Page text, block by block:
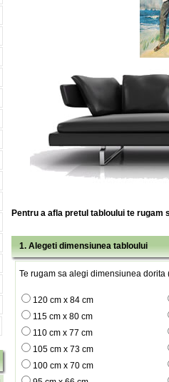
Pentru a afla pretul tabloului te rugam
1. Alegeti dimensiunea tabloului
Te rugam sa alegi dimensiunea dorita
120 cm x 84 cm
115 cm x 80 cm
110 cm x 77 cm
105 cm x 73 cm
100 cm x 70 cm